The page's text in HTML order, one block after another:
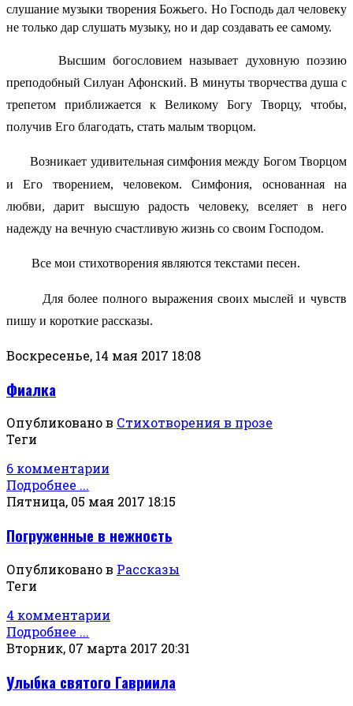
слушание музыки творения Божьего. Но Господь дал человеку
не только дар слушать музыку, но и дар создавать ее самому.
Высшим богословием называет духовную поэзию
преподобный Силуан Афонский. В минуты творчества душа с
трепетом приближается к Великому Богу Творцу, чтобы,
получив Его благодать, стать малым творцом.
Возникает удивительная симфония между Богом Творцом
и Его творением, человеком. Симфония, основанная на
любви, дарит высшую радость человеку, вселяет в него
надежду на вечную счастливую жизнь со своим Господом.
Все мои стихотворения являются текстами песен.
Для более полного выражения своих мыслей и чувств
пишу и короткие рассказы.
Воскресенье, 14 мая 2017 18:08
Фиалка
Опубликовано в Стихотворения в прозе
Теги
6 комментарии
Подробнее ...
Пятница, 05 мая 2017 18:15
Погруженные в нежность
Опубликовано в Рассказы
Теги
4 комментарии
Подробнее ...
Вторник, 07 марта 2017 20:31
Улыбка святого Гавриила